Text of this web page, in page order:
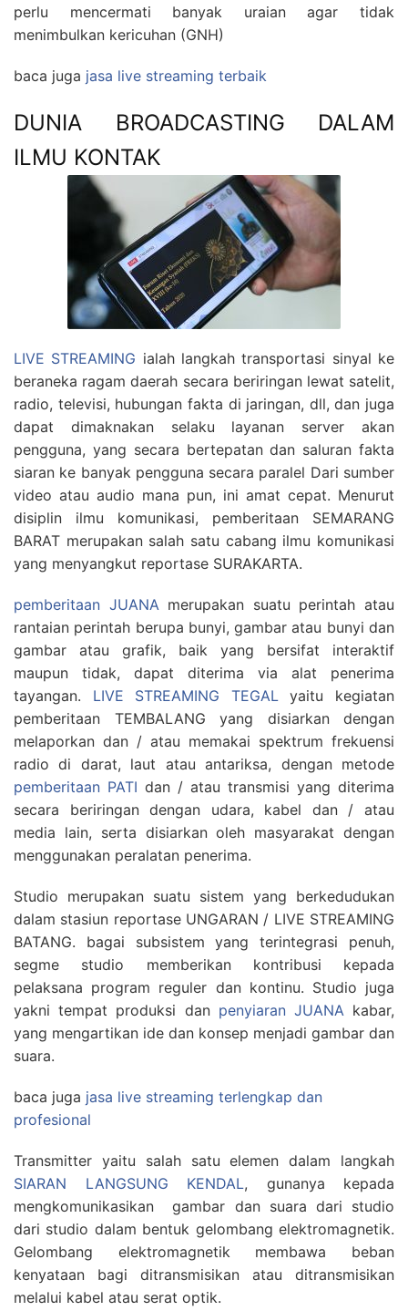
perlu mencermati banyak uraian agar tidak
menimbulkan kericuhan (GNH)
baca juga jasa live streaming terbaik
DUNIA BROADCASTING DALAM
ILMU KONTAK
LIVE STREAMING ialah langkah transportasi sinyal ke
beraneka ragam daerah secara beriringan lewat satelit,
radio, televisi, hubungan fakta di jaringan, dll, dan juga
dapat dimaknakan selaku layanan server akan
pengguna, yang secara bertepatan dan saluran fakta
siaran ke banyak pengguna secara paralel Dari sumber
video atau audio mana pun, ini amat cepat. Menurut
disiplin ilmu komunikasi, pemberitaan SEMARANG
BARAT merupakan salah satu cabang ilmu komunikasi
yang menyangkut reportase SURAKARTA.
pemberitaan JUANAmerupakan suatu perintah atau
rantaian perintah berupa bunyi, gambar atau bunyi dan
gambar atau grafik, baik yang bersifat interaktif
maupun tidak, dapat diterima via alat penerima
tayangan. LIVE STREAMING TEGALyaitu kegiatan
pemberitaan TEMBALANG yang disiarkan dengan
melaporkan dan / atau memakai spektrum frekuensi
radio di darat, laut atau antariksa, dengan metode
pemberitaan PATI dan / atau transmisi yang diterima
secara beriringan dengan udara, kabel dan / atau
media lain, serta disiarkan oleh masyarakat dengan
menggunakan peralatan penerima.
Studio merupakan suatu sistem yang berkedudukan
dalam stasiun reportase UNGARAN / LIVE STREAMING
BATANG. bagai subsistem yang terintegrasi penuh,
segme studio memberikan kontribusi kepada
pelaksana program reguler dan kontinu. Studio juga
yakni tempat produksi dan penyiaran JUANAkabar,
yang mengartikan ide dan konsep menjadi gambar dan
suara.
baca juga jasa live streaming terlengkap dan
profesional
Transmitter yaitu salah satu elemen dalam langkah
SIARAN LANGSUNG KENDAL, gunanya kepada
mengkomunikasikan gambar dan suara dari studio
dari studio dalam bentuk gelombang elektromagnetik.
Gelombang elektromagnetik membawa beban
kenyataan bagi ditransmisikan atau ditransmisikan
melalui kabel atau serat optik.